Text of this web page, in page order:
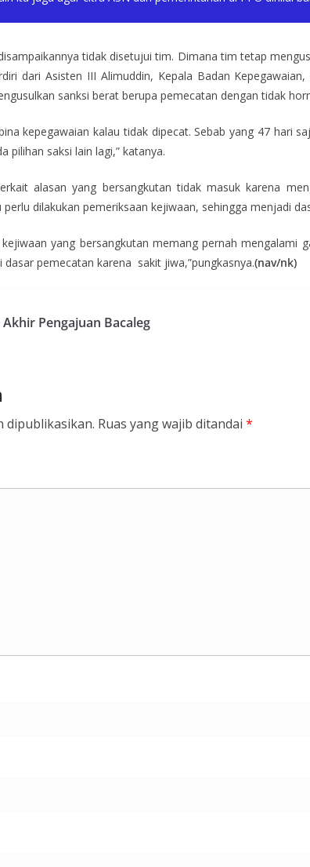
tidak disetujui tim. Dimana tim tetap
dari Asisten III Alimuddin, Kepala Badan
sanksi berat berupa pemecatan dengan tidak
kepegawaian kalau tidak dipecat. Sebab yang 47 hari
pilihan saksi lain lagi,” katanya.
alasan yang bersangkutan tidak masuk karena
dilakukan pemeriksaan kejiwaan, sehingga menjadi
yang bersangkutan memang pernah
pemecatan karena sakit jiwa,”pungkasnya.(nav/nk)
Pengajuan Bacaleg
dipublikasikan. Ruas yang wajib ditandai *